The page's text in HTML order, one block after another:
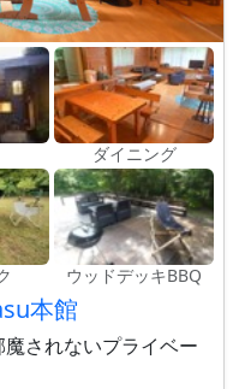
ダイニング
ウッドデッキBBQ
本館
魔されないプライベー